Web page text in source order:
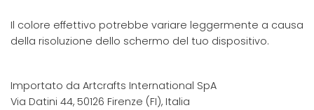
Il colore effettivo potrebbe variare leggermente a causa
della risoluzione dello schermo del tuo dispositivo.
Importato da Artcrafts International SpA
Via Datini 44, 50126 Firenze (FI), Italia